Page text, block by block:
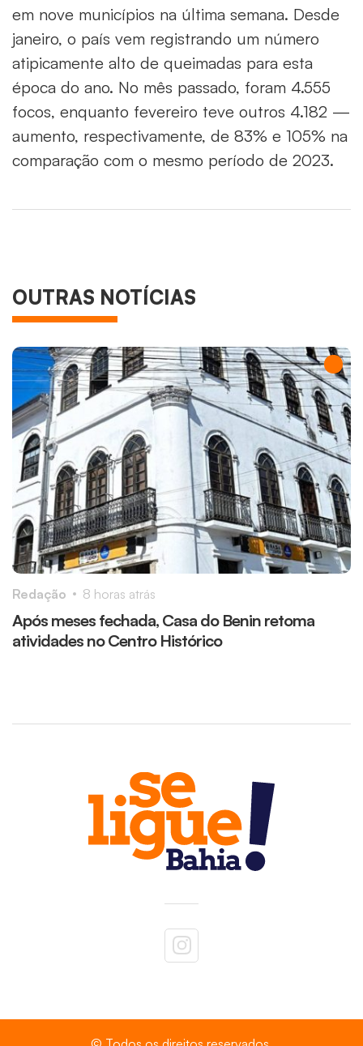
em nove municípios na última semana. Desde
janeiro, o país vem registrando um número
atipicamente alto de queimadas para esta
época do ano. No mês passado, foram 4.555
focos, enquanto fevereiro teve outros 4.182 —
aumento, respectivamente, de 83% e 105% na
comparação com o mesmo período de 2023.
OUTRAS NOTÍCIAS
Após meses fechada, Casa do Benin retoma
atividades no Centro Histórico
Redação 8 horas atrás